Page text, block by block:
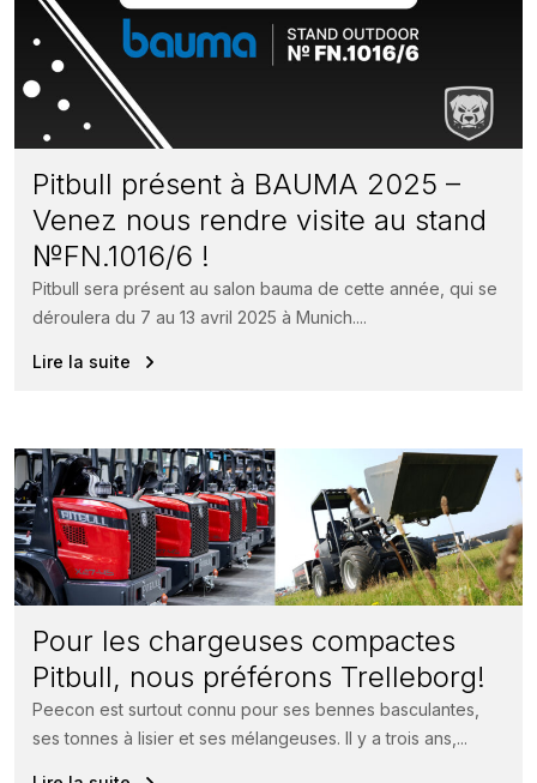
Pitbull présent à BAUMA 2025 –
Venez nous rendre visite au stand
№FN.1016/6 !
Pitbull sera présent au salon bauma de cette année, qui se
déroulera du 7 au 13 avril 2025 à Munich....
Lire la suite
Pour les chargeuses compactes
Pitbull, nous préférons Trelleborg!
Peecon est surtout connu pour ses bennes basculantes,
ses tonnes à lisier et ses mélangeuses. Il y a trois ans,...